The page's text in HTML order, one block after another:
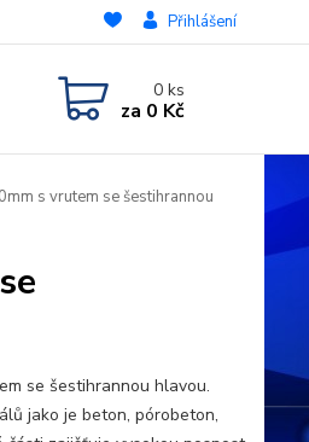
Přihlášení
0ks
za 0 Kč
s vrutem se šestihrannou
se šestihrannou hlavou.
jako je beton, pórobeton,